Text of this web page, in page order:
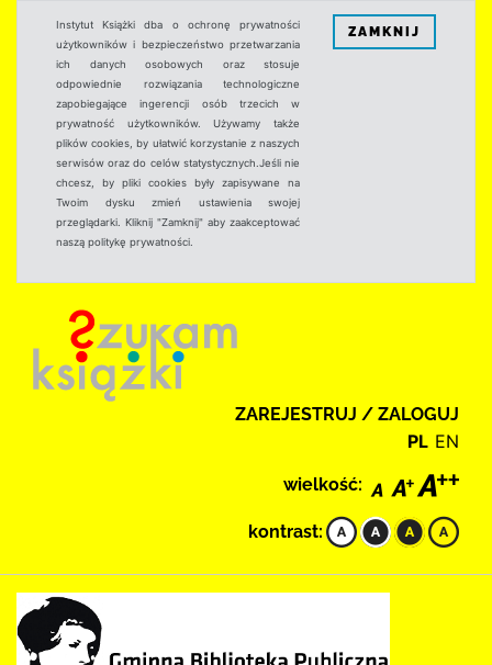
Instytut Książki dba o ochronę prywatności
użytkowników i bezpieczeństwo przetwarzania
ich danych osobowych oraz stosuje
odpowiednie rozwiązania technologiczne
zapobiegające ingerencji osób trzecich w
prywatność użytkowników. Używamy także
plików cookies, by ułatwić korzystanie z naszych
serwisów oraz do celów statystycznych.Jeśli nie
chcesz, by pliki cookies były zapisywane na
Twoim dysku zmień ustawienia swojej
przeglądarki. Kliknij "Zamknij" aby zaakceptować
naszą politykę prywatności.
ZAMKNIJ
ZAREJESTRUJ / ZALOGUJ
PL EN
wielkość:
kontrast: